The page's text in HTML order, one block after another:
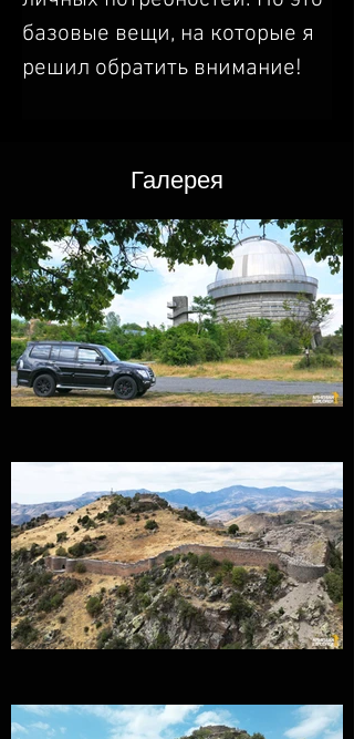
базовые вещи, на которые я
решил обратить внимание!
Галерея​